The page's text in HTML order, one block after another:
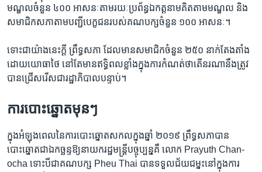
មណ្ឌល​ចំនួន ៤០០ អាសនៈ​តាមរយៈ​ប្រព័ន្ធ​ឯកត្តនាម​គិត​តាម​មណ្ឌល និង​
សមាជិក​សភា​តាម​បញ្ជី​បេក្ខជន​របស់​គណបក្ស​ចំនួន ១០០ អាសនៈ។
ទោះ​ជា​យ៉ាង​នេះ​ក្តី ព្រឹទ្ធសភា​ ដែល​មាន​សមាជិក​ចំនួន ២៥០ នាក់​តែងតាំង​
ដោយ​យោធា​ថៃ នៅ​តែ​មាន​ឥទ្ធិពល​ខ្លាំង​ក្នុង​ការ​កំណត់​ថា​តើ​នរណា​នឹង​ត្រូវ​
បាន​ជ្រើសរើស​ជា​រដ្ឋាភិបាល​បន្ទាប់។
ការ​បោះឆ្នោត​មុនៗ
ក្នុង​អំឡុងពេល​នៃ​ការ​បោះឆ្នោត​សកល​ក្នុង​ឆ្នាំ ២០១៩ ព្រឹទ្ធសភា​បាន​
បោះឆ្នោត​ជា​ឯកច្ឆន្ទ​ឱ្យ​នាយករដ្ឋមន្ត្រី​បច្ចុប្បន្ន​គឺ លោក Prayuth Chan-
ocha ទោះ​បី​ជា​គណបក្ស Pheu Thai បាន​ទទួល​ជ័យជម្នះ​នៅ​ក្នុង​ការ​